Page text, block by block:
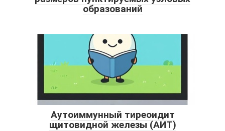
образований
Аутоиммунный тиреоидит
щитовидной железы (АИТ)